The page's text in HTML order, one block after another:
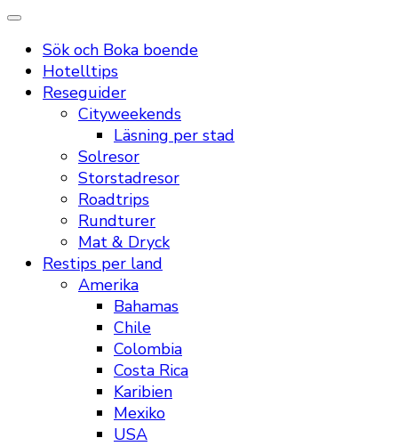
Sök och Boka boende
Hotelltips
Reseguider
Cityweekends
Läsning per stad
Solresor
Storstadresor
Roadtrips
Rundturer
Mat & Dryck
Restips per land
Amerika
Bahamas
Chile
Colombia
Costa Rica
Karibien
Mexiko
USA